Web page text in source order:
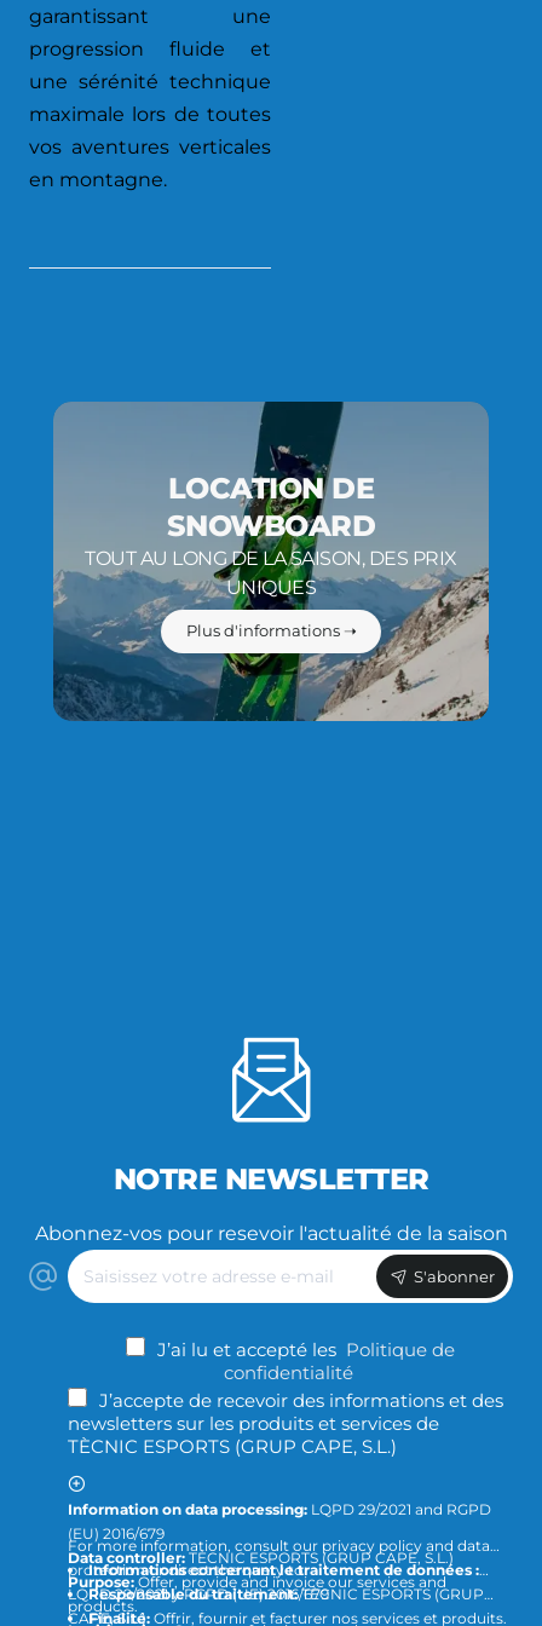
garantissant une
progression fluide et
une sérénité technique
maximale lors de toutes
vos aventures verticales
en montagne.
LOCATION DE
SNOWBOARD
TOUT AU LONG DE LA SAISON, DES PRIX
UNIQUES
Plus d'informations ➝
NOTRE NEWSLETTER
Abonnez-vos pour resevoir l'actualité de la saison
Saisissez
votre
adresse
S'abonner
J’ai lu et accepté les Politique de
confidentialité
J’accepte de recevoir des informations et des
newsletters sur les produits et services de
TÈCNIC ESPORTS (GRUP CAPE, S.L.)
Information on data processing: LQPD 29/2021 and RGPD
(EU) 2016/679
Data controller: TÈCNIC ESPORTS (GRUP CAPE, S.L.)
Purpose: Offer, provide and invoice our services and
products.
For more information, consult our privacy policy and data
protection or direct the query to
Informations concernant le traitement de données :
LQPD 29/2021 y RGPD (UE) 2016/679
Responsable du traitement:TÈCNIC ESPORTS (GRUP
CAPE, S.L.)
Finalité: Offrir, fournir et facturer nos services et produits.